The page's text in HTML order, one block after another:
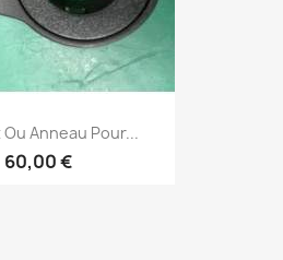
Anneau Pour...
60,00 €